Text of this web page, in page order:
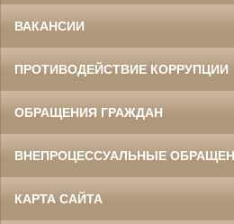
ВАКАНСИИ
ПРОТИВОДЕЙСТВИЕ КОРРУПЦИИ
ОБРАЩЕНИЯ ГРАЖДАН
ВНЕПРОЦЕССУАЛЬНЫЕ
КАРТА САЙТА